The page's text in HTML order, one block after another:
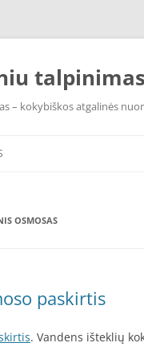
talpinimas
– kokybiškos atgalinės
OSMOSAS
paskirtis
. Vandens išteklių